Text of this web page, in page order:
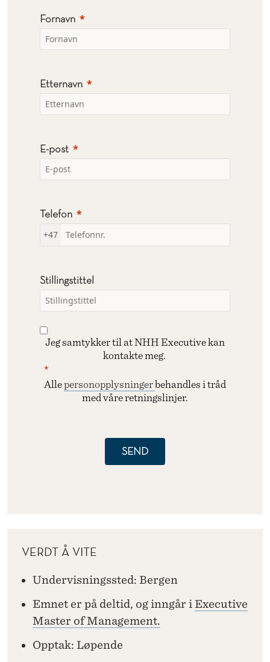
Fornavn
Etternavn
E-post
Telefon
+47
Stillingstittel
Jeg samtykker til at NHH Executive kan
kontakte meg.
Allepersonopplysninger behandles i tråd
med våre retningslinjer.
SEND
VERDT Å VITE
Undervisningssted: Bergen
Emnet er på deltid, og inngår i Executive
Master of Management.
Opptak: Løpende